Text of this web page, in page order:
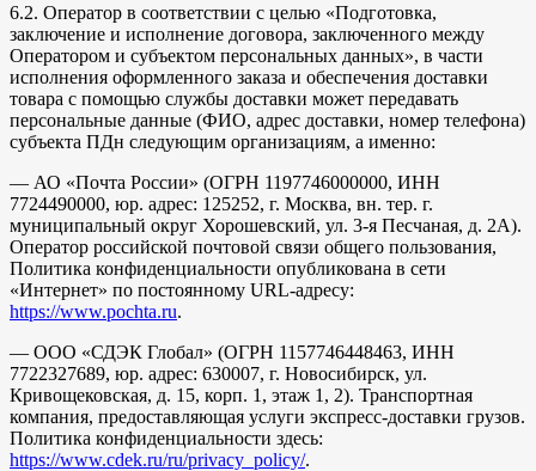
6.2. Оператор в соответствии с целью «Подготовка,
заключение и исполнение договора, заключенного между
Оператором и субъектом персональных данных», в части
исполнения оформленного заказа и обеспечения доставки
товара с помощью службы доставки может передавать
персональные данные (ФИО, адрес доставки, номер телефона)
субъекта ПДн следующим организациям, а именно:
— АО «Почта России» (ОГРН 1197746000000, ИНН
7724490000, юр. адрес: 125252, г. Москва, вн. тер. г.
муниципальный округ Хорошевский, ул. 3-я Песчаная, д. 2А).
Оператор российской почтовой связи общего пользования,
Политика конфиденциальности опубликована в сети
«Интернет» по постоянному URL-адресу:
https://www.pochta.ru.
— ООО «СДЭК Глобал» (ОГРН 1157746448463, ИНН
7722327689, юр. адрес: 630007, г. Новосибирск, ул.
Кривощековская, д. 15, корп. 1, этаж 1, 2). Транспортная
компания, предоставляющая услуги экспресс-доставки грузов.
Политика конфиденциальности здесь:
https://www.cdek.ru/ru/privacy_policy/.